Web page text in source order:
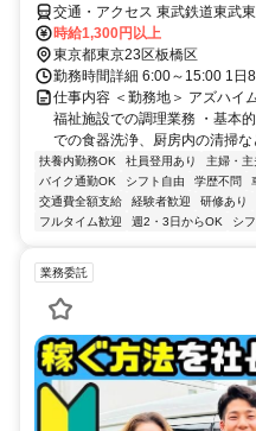
交通・アクセス 東武鉄道東武
増駅 徒歩5分
時給1,300円以上
東京都東京23区板橋区
勤務時間詳細 6:00～15:00 1日
仕事内容 ＜勤務地＞ アズハイ
福祉施設での調理業務 ・基本
での食器洗浄、厨房内の清掃
扶養内勤務OK 社員登用あり 主婦・主
バイク通勤OK
シフト自由 学歴不問
交通費全額支給
経験者歓迎 研修あり
フルタイム歓迎
週2・3日からOK シ
業務委託